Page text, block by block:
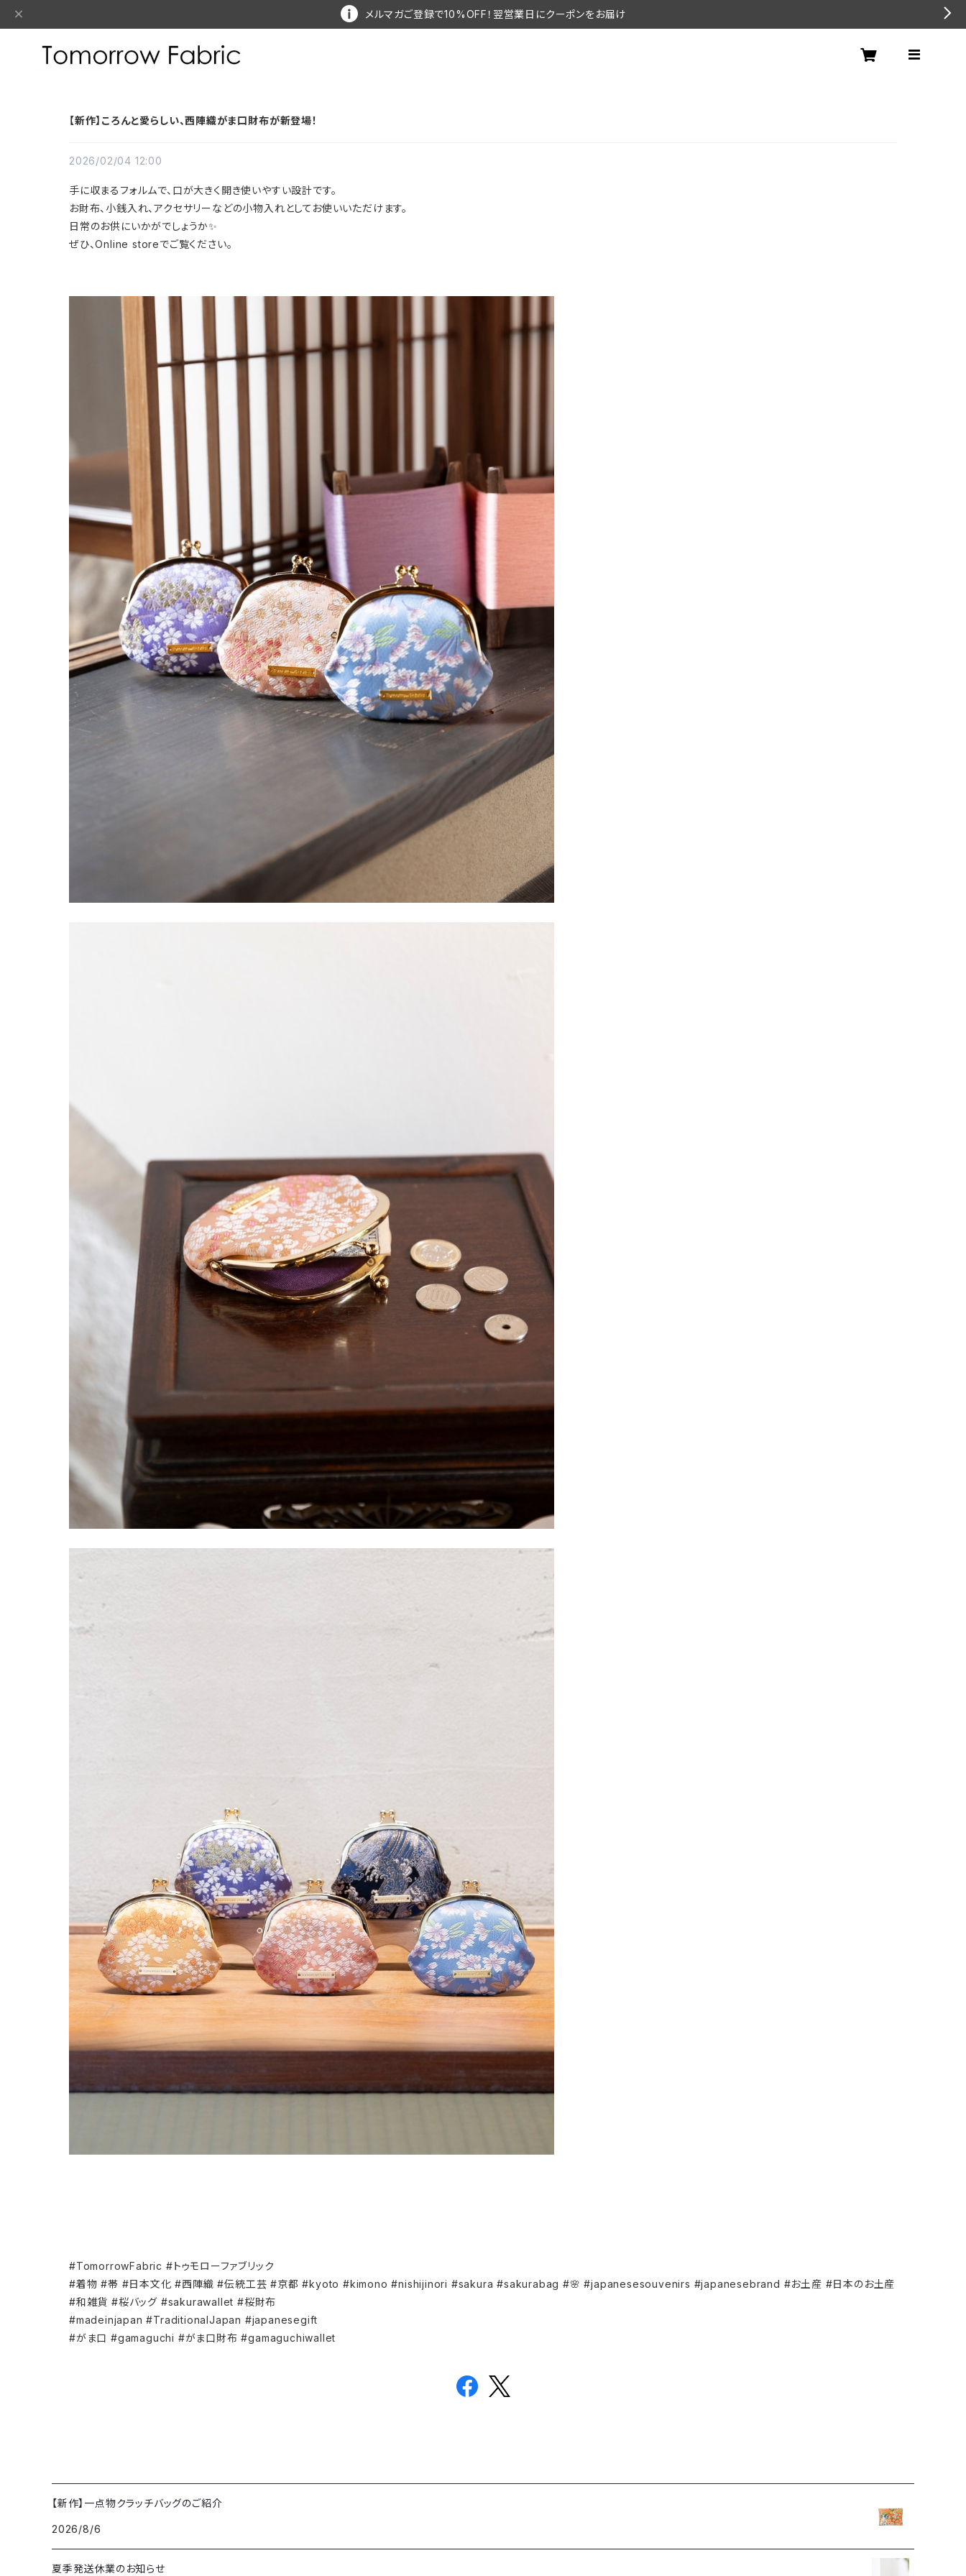
メルマガご登録で10%OFF！翌営業日にクーポンをお届け
【新作】ころんと愛らしい、西陣織がま口財布が新登場！
2026/02/04 12:00
手に収まるフォルムで、口が大きく開き使いやすい設計です。
お財布、小銭入れ、アクセサリーなどの小物入れとしてお使いいただけます。
日常のお供にいかがでしょうか✨
ぜひ、Online storeでご覧ください。
#TomorrowFabric #トゥモローファブリック
#着物 #帯 #日本文化 #西陣織 #伝統工芸 #京都 #kyoto #kimono #nishijinori #sakura #sakurabag #🌸 #japanesesouvenirs #japanesebrand #お土産 #日本のお土産
#和雑貨 #桜バッグ #sakurawallet #桜財布
#madeinjapan #TraditionalJapan #japanesegift
#がま口 #gamaguchi #がま口財布 #gamaguchiwallet
【新作】一点物クラッチバッグのご紹介
2026/8/6
夏季発送休業のお知らせ